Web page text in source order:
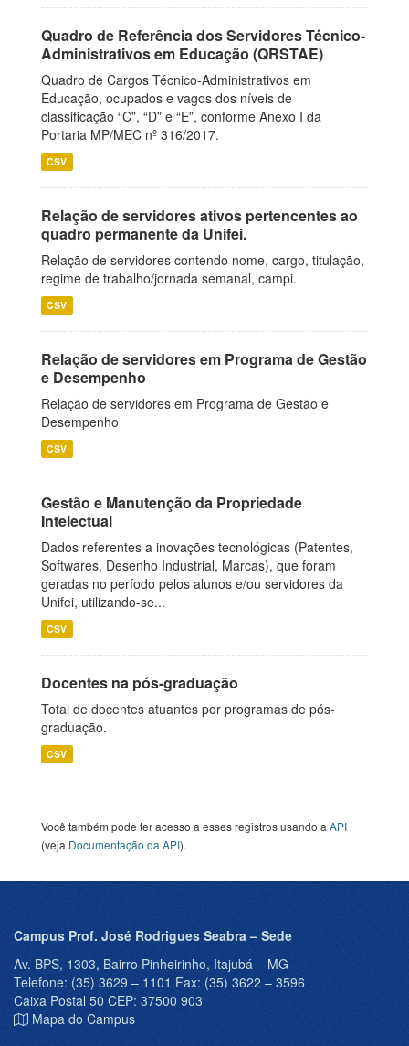
Quadro de Referência dos Servidores Técnico-
Administrativos em Educação (QRSTAE)
Quadro de Cargos Técnico-Administrativos em
Educação, ocupados e vagos dos níveis de
classificação “C”, “D” e “E”, conforme Anexo I da
Portaria MP/MEC nº 316/2017.
CSV
Relação de servidores ativos pertencentes ao
quadro permanente da Unifei.
Relação de servidores contendo nome, cargo, titulação,
regime de trabalho/jornada semanal, campi.
CSV
Relação de servidores em Programa de Gestão
e Desempenho
Relação de servidores em Programa de Gestão e
Desempenho
CSV
Gestão e Manutenção da Propriedade
Intelectual
Dados referentes a inovações tecnológicas (Patentes,
Softwares, Desenho Industrial, Marcas), que foram
geradas no período pelos alunos e/ou servidores da
Unifei, utilizando-se...
CSV
Docentes na pós-graduação
Total de docentes atuantes por programas de pós-
graduação.
CSV
Você também pode ter acesso a esses registros usando a API
(veja Documentação da API).
Campus Prof. José Rodrigues Seabra – Sede
Av. BPS, 1303, Bairro Pinheirinho, Itajubá – MG
Telefone: (35) 3629 – 1101 Fax: (35) 3622 – 3596
Caixa Postal 50 CEP: 37500 903
Mapa do Campus